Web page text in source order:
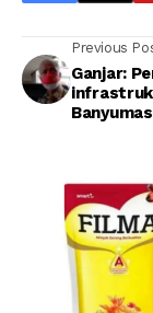
Previous
Ganjar: